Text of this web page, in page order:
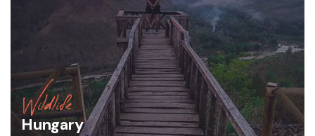
Wildlife
Hungary